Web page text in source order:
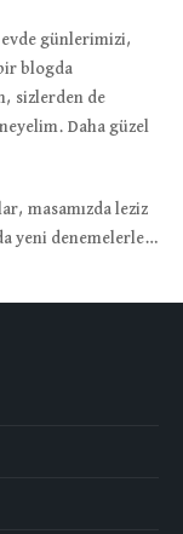
günlerimizi,
blogda
sizlerden de
Daha güzel
masamızda leziz
yeni denemelerle…